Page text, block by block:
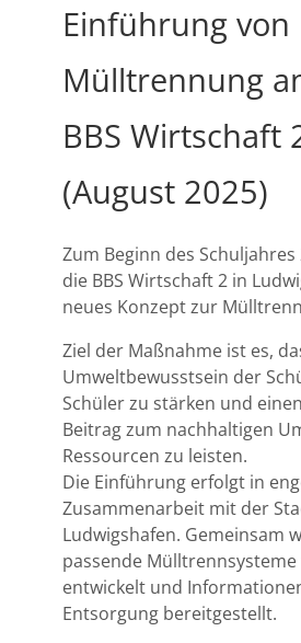
Einführung von
Mülltrennung
BBS Wirtschaft
(August 2025)
Zum Beginn des
die BBS Wirtschaft 2 in
neues Konzept zur
Ziel der Maßnahme ist es,
Umweltbewusstsein der
Schüler zu stärken und
Beitrag zum nachhaltigen
Ressourcen zu leisten.
Die Einführung erfolgt in
Zusammenarbeit mit der
Ludwigshafen. Gemeinsam
passende
entwickelt und
Entsorgung bereitgestellt.